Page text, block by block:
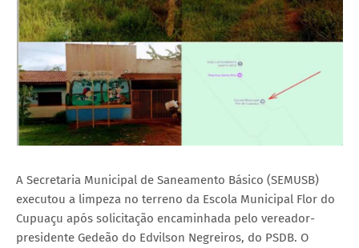
A Secretaria Municipal de Saneamento Básico (SEMUSB)
executou a limpeza no terreno da Escola Municipal Flor do
Cupuaçu após solicitação encaminhada pelo vereador-
presidente Gedeão do Edvilson Negreiros, do PSDB. O